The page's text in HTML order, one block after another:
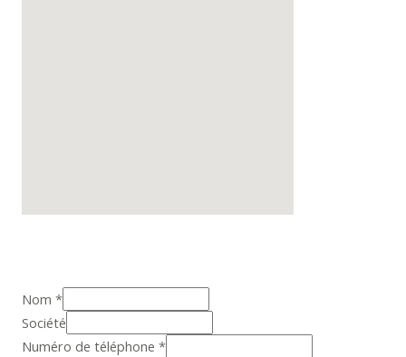
Nom *
Société
Numéro de téléphone *